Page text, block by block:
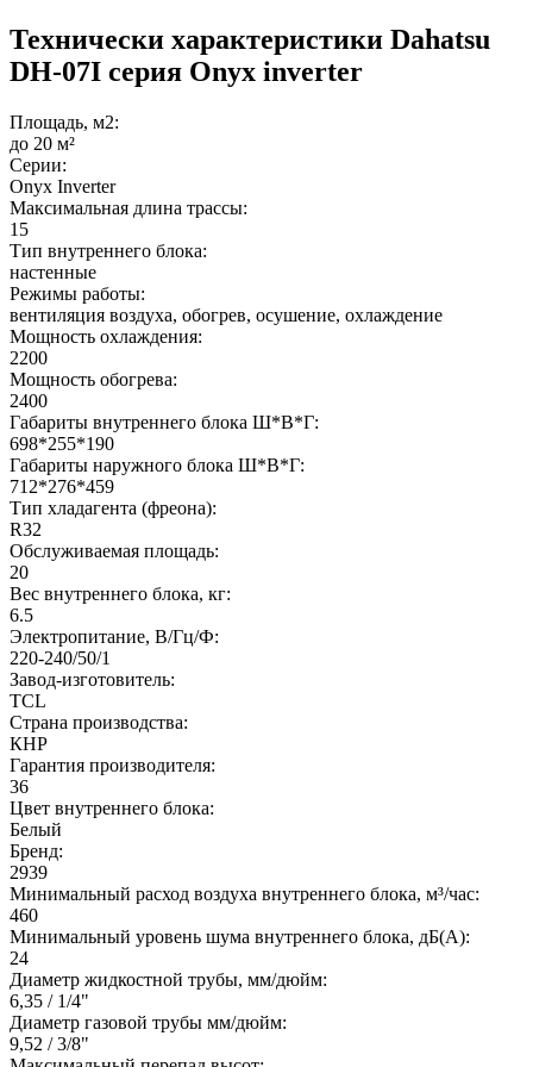
Технически характеристики Dahatsu
DH-07I серия Onyx inverter
Площадь, м2:
до 20 м²
Серии:
Onyx Inverter
Максимальная длина трассы:
15
Тип внутреннего блока:
настенные
Режимы работы:
вентиляция воздуха, обогрев, осушение, охлаждение
Мощность охлаждения:
2200
Мощность обогрева:
2400
Габариты внутреннего блока Ш*В*Г:
698*255*190
Габариты наружного блока Ш*В*Г:
712*276*459
Тип хладагента (фреона):
R32
Обслуживаемая площадь:
20
Вес внутреннего блока, кг:
6.5
Электропитание, В/Гц/Ф:
220-240/50/1
Завод-изготовитель:
TCL
Страна производства:
КНР
Гарантия производителя:
36
Цвет внутреннего блока:
Белый
Бренд:
2939
Минимальный расход воздуха внутреннего блока, м³/час:
460
Минимальный уровень шума внутреннего блока, дБ(А):
24
Диаметр жидкостной трубы, мм/дюйм:
6,35 / 1/4"
Диаметр газовой трубы мм/дюйм:
9,52 / 3/8"